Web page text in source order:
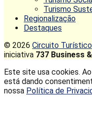
Turismo
Regionalização
Destaques
© 2026 Circuito Turístico
iniciativa 737 Business
Este site usa cookies.
está dando
nossa Política de